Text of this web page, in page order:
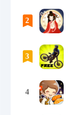
2
3
4